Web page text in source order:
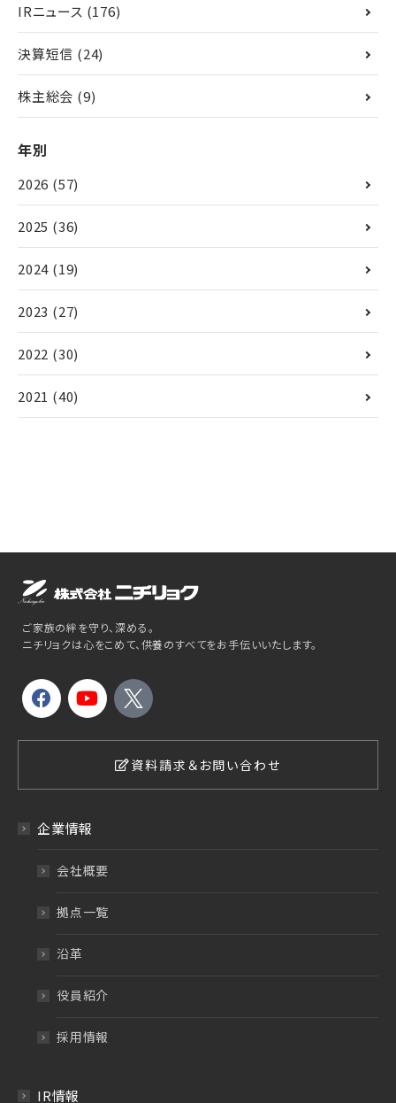
IRニュース (176)
決算短信 (24)
株主総会 (9)
年別
2026 (57)
2025 (36)
2024 (19)
2023 (27)
2022 (30)
2021 (40)
ご家族の絆を守り、深める。
ニチリョクは心をこめて、供養のすべてをお手伝いいたします。
資料請求＆お問い合わせ
企業情報
会社概要
拠点一覧
沿革
役員紹介
採用情報
IR情報